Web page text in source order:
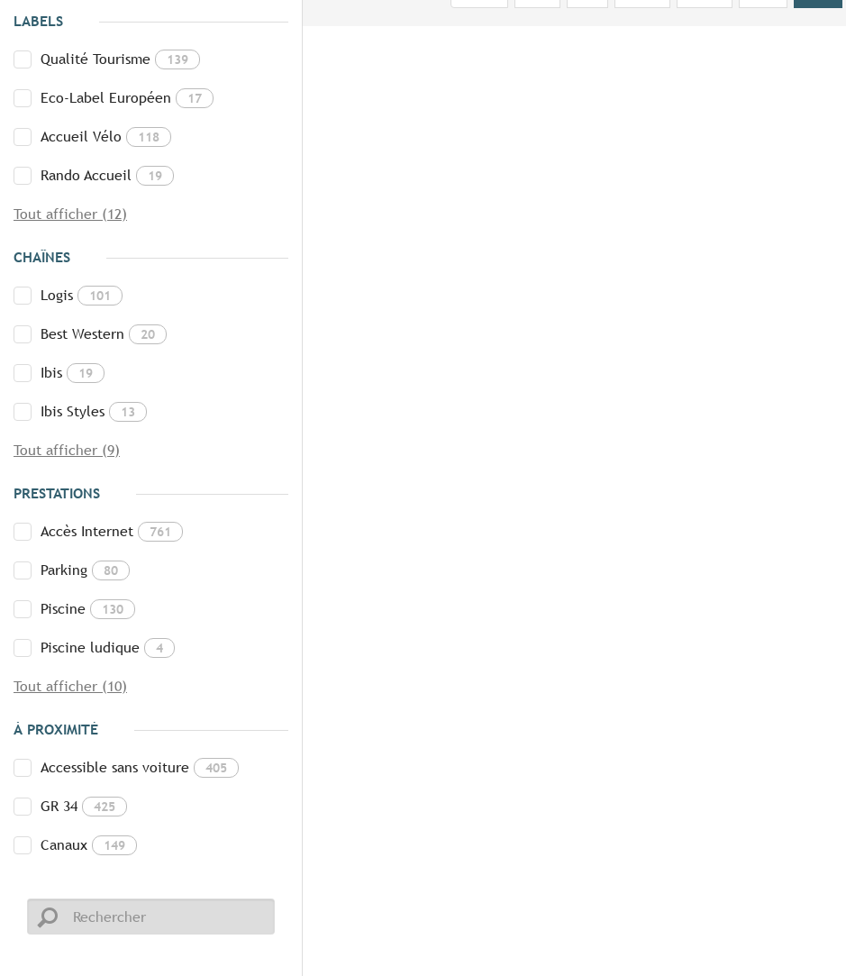
LABELS
Qualité Tourisme 139
Eco-Label Européen 17
Accueil Vélo 118
Rando Accueil 19
Tout afficher (12)
CHAÎNES
Logis 101
Best Western 20
Ibis 19
Ibis Styles 13
Tout afficher (9)
PRESTATIONS
Accès Internet 761
Parking 80
Piscine 130
Piscine ludique 4
Tout afficher (10)
À PROXIMITÉ
Accessible sans voiture 405
GR 34 425
Canaux 149